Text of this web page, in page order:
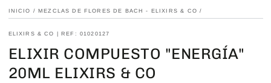
INICIO / MEZCLAS DE FLORES DE BACH - ELIXIRS & CO /
ELIXIRS & CO | REF: 01020127
ELIXIR COMPUESTO "ENERGÍA"
20ML ELIXIRS & CO